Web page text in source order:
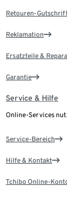
Retouren-
Reklamation
Ersatzteile &
Garantie
Service & Hilfe
Online-Services
Service-Bereich
Hilfe & Kontakt
Tchibo Online-